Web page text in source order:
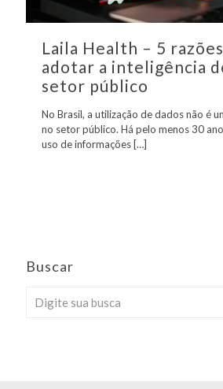
Laila Health – 5
adotar a inteligência
setor público
No Brasil, a utilização de dados não é
no setor público. Há pelo menos 30
uso de informações […]
Buscar